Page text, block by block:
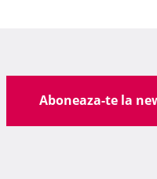
Aboneaza-te la